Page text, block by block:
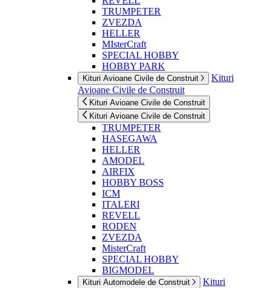
TRUMPETER
ZVEZDA
HELLER
MIsterCraft
SPECIAL HOBBY
HOBBY PARK
Kituri Avioane Civile de Construit
Kituri
Avioane Civile de Construit
Kituri Avioane Civile de Construit
Kituri Avioane Civile de Construit
TRUMPETER
HASEGAWA
HELLER
AMODEL
AIRFIX
HOBBY BOSS
ICM
ITALERI
REVELL
RODEN
ZVEZDA
MisterCraft
SPECIAL HOBBY
BIGMODEL
Kituri Automodele de Construit
Kituri